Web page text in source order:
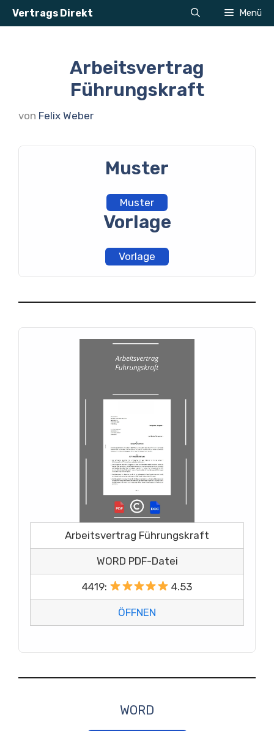
Zum
Vertrags Direkt Menü
Arbeitsvertrag
Führungskraft
von Felix Weber
Muster
Muster
Vorlage
Vorlage
Arbeitsvertrag Führungskraft
WORD PDF-Datei
4419: 4.53
ÖFFNEN
WORD